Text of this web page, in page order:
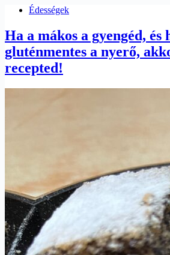
Édességek
Ha a mákos a gyengéd, és
gluténmentes a nyerő,
recepted!